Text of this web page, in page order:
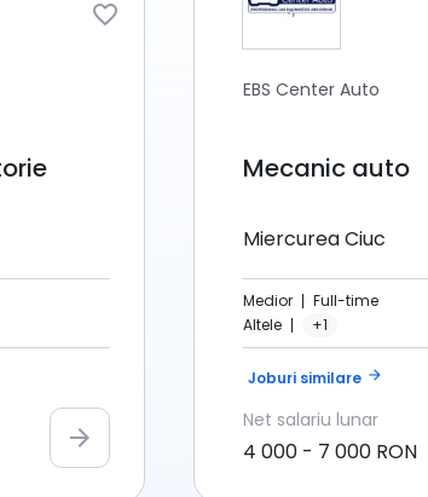
arrow_forward
EBS Center Auto
Mecanic auto
Miercurea Ciuc
Medior
Full-time
Altele
+1
Joburi similare arrow_forward
Net salariu lunar
4 000 - 7 000 RON